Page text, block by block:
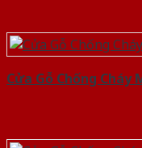
Cửa Gỗ Chống Cháy